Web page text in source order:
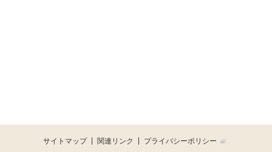
サイトマップ 関連リンク プライバシーポリシー